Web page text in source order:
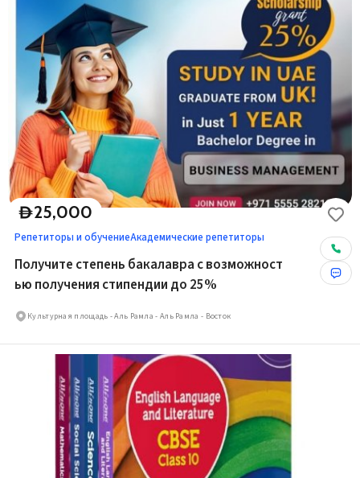
D25,000
Репетиторы и обучениеАкадемические репетиторы
Получите степень бакалавра с возможност
ью получения стипендии до 25%
Культурная площадь - Аль Рамла - Аль Рамла - Восток